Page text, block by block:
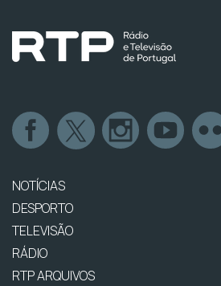
NOTÍCIAS
DESPORTO
TELEVISÃO
RÁDIO
RTP ARQUIVOS